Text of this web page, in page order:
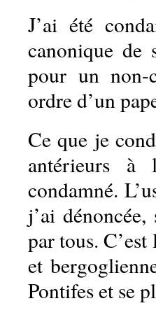
J’ai été
canonique de
pour un
ordre d’un
Ce que je
antérieurs à
condamné.
j’ai
par tous.
et
Pontifes et se